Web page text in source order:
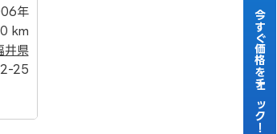
年
km
井県
25 今すぐ価格をチェック！